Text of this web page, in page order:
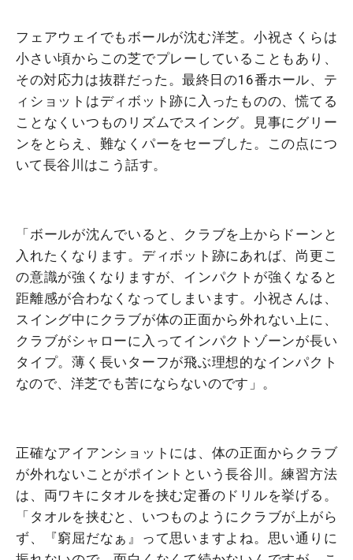
フェアウェイでもボールが沈む洋芝。小祝さくらは
小さい頃からこの芝でプレーしていることもあり、
その対応力は抜群だった。最終日の16番ホール、テ
ィショットはディボット跡に入ったものの、慌てる
ことなくいつものリズムでスイング。見事にグリー
ンをとらえ、難なくパーをセーブした。この点につ
いて長谷川はこう話す。
「ボールが沈んでいると、クラブを上からドーンと
入れたくなります。ディボット跡にあれば、尚更こ
の意識が強くなりますが、インパクトが強くなると
距離感が合わなくなってしまいます。小祝さんは、
スイング中にクラブが体の正面から外れない上に、
クラブがシャローに入ってインパクトゾーンが長い
タイプ。薄く長いターフが飛ぶ理想的なインパクト
なので、洋芝でも苦にならないのです」。
正確なアイアンショットには、体の正面からクラブ
が外れないことがポイントという長谷川。練習方法
は、両ワキにタオルを挟む定番のドリルを挙げる。
「タオルを挟むと、いつものようにクラブが上がら
ず、『窮屈だなぁ』って思いますよね。思い通りに